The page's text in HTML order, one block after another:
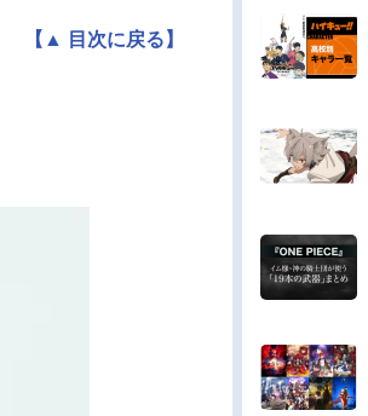
【▲ 目次に戻る】